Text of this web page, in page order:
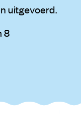
uitgevoerd.
8